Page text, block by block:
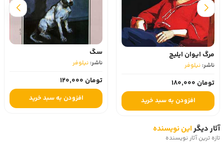
مرگ ایوان ایلیچ
ناشر: نیلوفر
تومان 180,000
افزودن به سبد خرید
سگ
ناشر: نیلوفر
تومان 120,000
افزودن به سبد خرید
آثار دیگراین نویسنده
تازه ترین آثار نویسنده